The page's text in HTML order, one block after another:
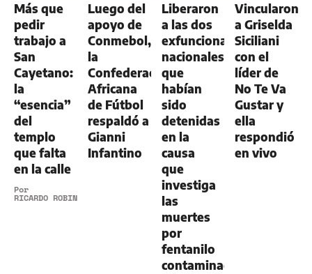
Más que
pedir
trabajo a
San
Cayetano:
la
“esencia”
del
templo
que falta
en la calle
Por
RICARDO ROBINS
Luego del
apoyo de
Conmebol,
la
Confederación
Africana
de Fútbol
respaldó a
Gianni
Infantino
Liberaron
a las dos
exfuncionarias
nacionales
que
habían
sido
detenidas
en la
causa
que
investiga
las
muertes
por
fentanilo
contaminado
Vincularon
a Griselda
Siciliani
con el
líder de
No Te Va
Gustar y
ella
respondió
en vivo